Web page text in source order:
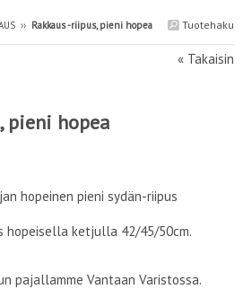
Tuotehaku
›› Rakkaus -riipus, pieni hopea
« Takaisin
pieni hopea
hopeinen pieni sydän-riipus
hopeisella ketjulla 42/45/50cm.
pajallamme Vantaan Varistossa.